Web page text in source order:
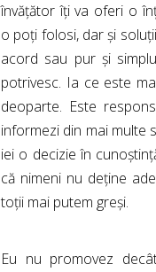
învățător îți va oferi o
o poți folosi, dar și
acord sau pur și
potrivesc. Ia ce este
deoparte. Este
informezi din mai multe
iei o decizie în
că nimeni nu deține
toții mai putem greși.
Eu nu promovez